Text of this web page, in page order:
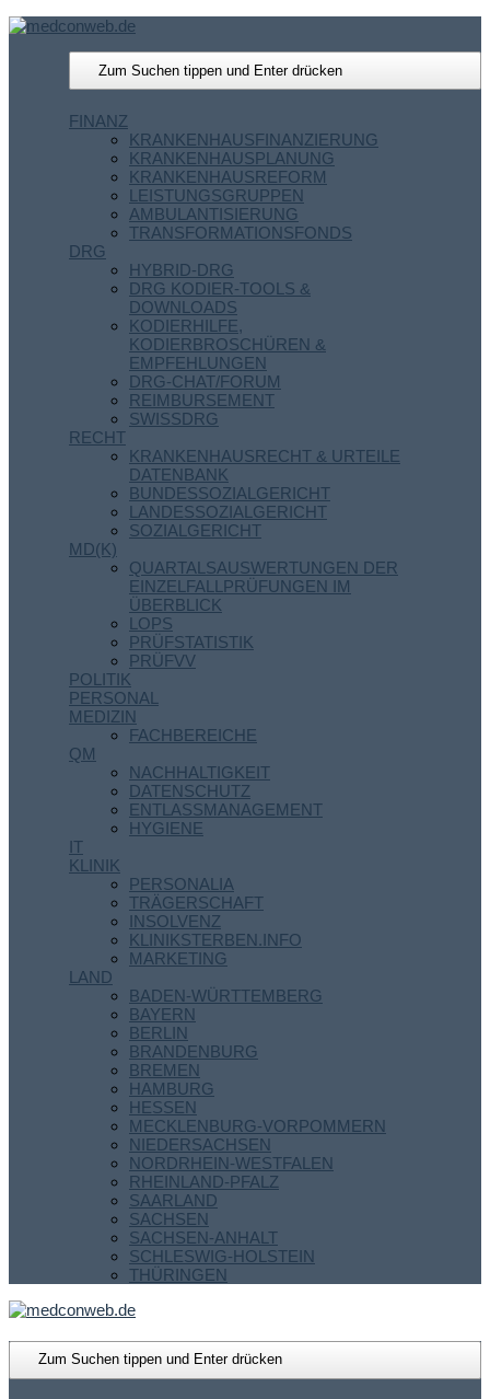
FINANZ
KRANKENHAUSFINANZIERUNG
KRANKENHAUSPLANUNG
KRANKENHAUSREFORM
LEISTUNGSGRUPPEN
AMBULANTISIERUNG
TRANSFORMATIONSFONDS
DRG
HYBRID-DRG
DRG KODIER-TOOLS &
DOWNLOADS
KODIERHILFE,
KODIERBROSCHÜREN &
EMPFEHLUNGEN
DRG-CHAT/FORUM
REIMBURSEMENT
SWISSDRG
RECHT
KRANKENHAUSRECHT & URTEILE
DATENBANK
BUNDESSOZIALGERICHT
LANDESSOZIALGERICHT
SOZIALGERICHT
MD(K)
QUARTALSAUSWERTUNGEN DER
EINZELFALLPRÜFUNGEN IM
ÜBERBLICK
LOPS
PRÜFSTATISTIK
PRÜFVV
POLITIK
PERSONAL
MEDIZIN
FACHBEREICHE
QM
NACHHALTIGKEIT
DATENSCHUTZ
ENTLASSMANAGEMENT
HYGIENE
IT
KLINIK
PERSONALIA
TRÄGERSCHAFT
INSOLVENZ
KLINIKSTERBEN.INFO
MARKETING
LAND
BADEN-WÜRTTEMBERG
BAYERN
BERLIN
BRANDENBURG
BREMEN
HAMBURG
HESSEN
MECKLENBURG-VORPOMMERN
NIEDERSACHSEN
NORDRHEIN-WESTFALEN
RHEINLAND-PFALZ
SAARLAND
SACHSEN
SACHSEN-ANHALT
SCHLESWIG-HOLSTEIN
THÜRINGEN